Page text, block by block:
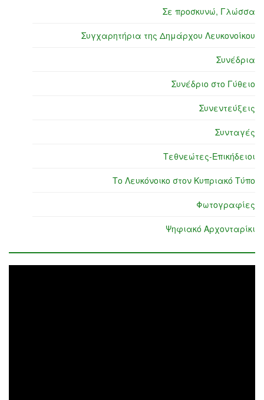
Σε προσκυνώ, Γλώσσα
Συγχαρητήρια της Δημάρχου Λευκονοίκου
Συνέδρια
Συνέδριο στο Γύθειο
Συνεντεύξεις
Συνταγές
Τεθνεώτες-Επικήδειοι
Το Λευκόνοικο στον Κυπριακό Τύπο
Φωτογραφίες
Ψηφιακό Αρχονταρίκι